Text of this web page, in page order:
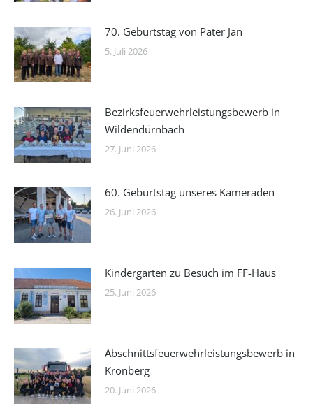
70. Geburtstag von Pater Jan
5. Juli 2026
Bezirksfeuerwehrleistungsbewerb in
Wildendürnbach
27. Juni 2026
60. Geburtstag unseres Kameraden
26. Juni 2026
Kindergarten zu Besuch im FF-Haus
25. Juni 2026
Abschnittsfeuerwehrleistungsbewerb in
Kronberg
20. Juni 2026